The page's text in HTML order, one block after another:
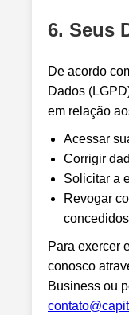
6. Seus
De acordo
Dados
em relação
Acessar
Corrigir
Solicitar a
Revogar
Para exercer
conosco
Business ou